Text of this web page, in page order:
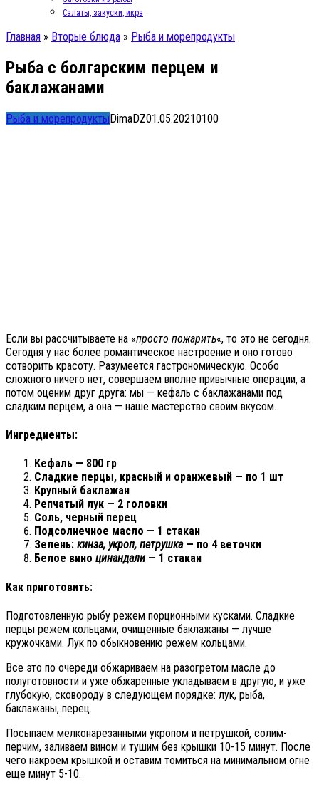
Салаты, закуски, икра
Главная » Вторые блюда » Рыба и морепродукты
Рыба с болгарским перцем и
баклажанами
Рыба и морепродуктыDimaDZ01.05.20210100
Если вы рассчитываете на «просто пожарить«, то это не сегодня.
Сегодня у нас более романтическое настроение и оно готово
сотворить красоту. Разумеется гастрономическую. Особо
сложного ничего нет, совершаем вполне привычные операции, а
потом оценим друг друга: мы — кефаль с баклажанами под
сладким перцем, а она — наше мастерство своим вкусом.
Ингредиенты:
Кефаль — 800 гр
Сладкие перцы, красный и оранжевый — по 1 шт
Крупный баклажан
Репчатый лук — 2 головки
Соль, черный перец
Подсолнечное масло — 1 стакан
Зелень: кинза, укроп, петрушка— по 4 веточки
Белое вино цинандали — 1 стакан
Как приготовить:
Подготовленную рыбу режем порционными кусками. Сладкие
перцы режем кольцами, очищенные баклажаны — лучше
кружочками. Лук по обыкновению режем кольцами.
Все это по очереди обжариваем на разогретом масле до
полуготовности и уже обжаренные укладываем в другую, и уже
глубокую, сковороду в следующем порядке: лук, рыба,
баклажаны, перец.
Посыпаем мелконарезанными укропом и петрушкой, солим-
перчим, заливаем вином и тушим без крышки 10-15 минут. После
чего накроем крышкой и оставим томиться на минимальном огне
еще минут 5-10.